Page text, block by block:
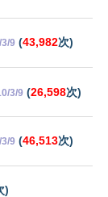
9 (43,982次)
3/9 (26,598次)
9 (46,513次)
)